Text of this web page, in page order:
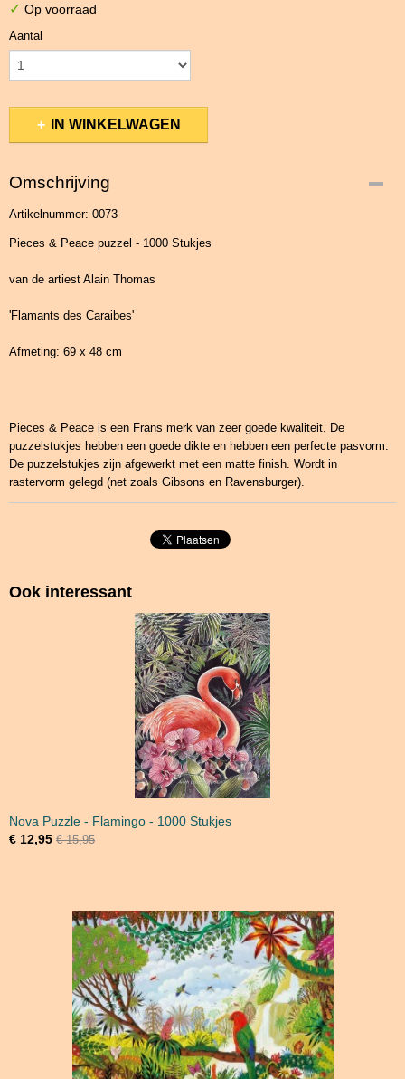
✓ Op voorraad
Aantal
IN WINKELWAGEN
Omschrijving
Artikelnummer: 0073
Pieces & Peace puzzel - 1000 Stukjes
van de artiest Alain Thomas
'Flamants des Caraibes'
Afmeting: 69 x 48 cm
Pieces & Peace is een Frans merk van zeer goede kwaliteit. De
puzzelstukjes hebben een goede dikte en hebben een perfecte pasvorm.
De puzzelstukjes zijn afgewerkt met een matte finish. Wordt in
rastervorm gelegd (net zoals Gibsons en Ravensburger).
Ook interessant
Nova Puzzle - Flamingo - 1000 Stukjes
€ 12,95 € 15,95